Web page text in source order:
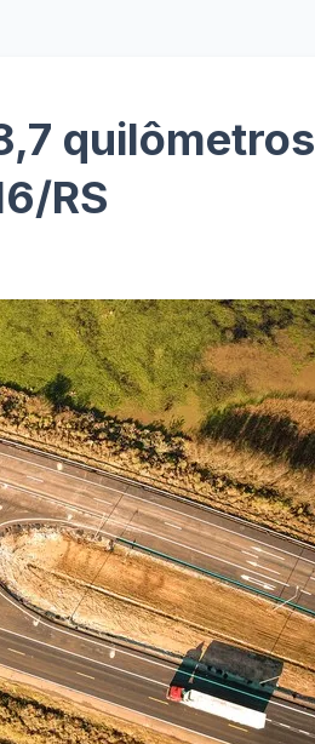
quilômetros
RS